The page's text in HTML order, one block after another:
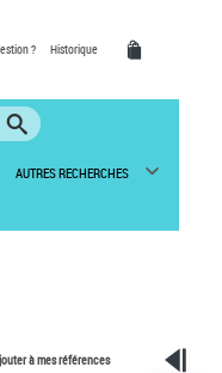
? Historique
AUTRES RECHERCHES
à mes références